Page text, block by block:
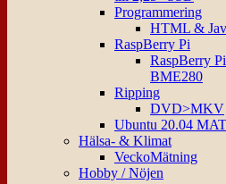
Programmering
HTML &
RaspBerry Pi
RaspBerry
BME280
Ripping
DVD>MKV
Ubuntu 20.04
Hälsa- & Klimat
VeckoMätning
Hobby / Nöjen